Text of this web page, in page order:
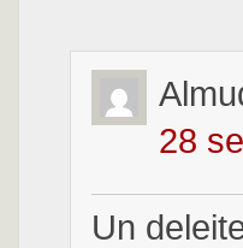
28
Un